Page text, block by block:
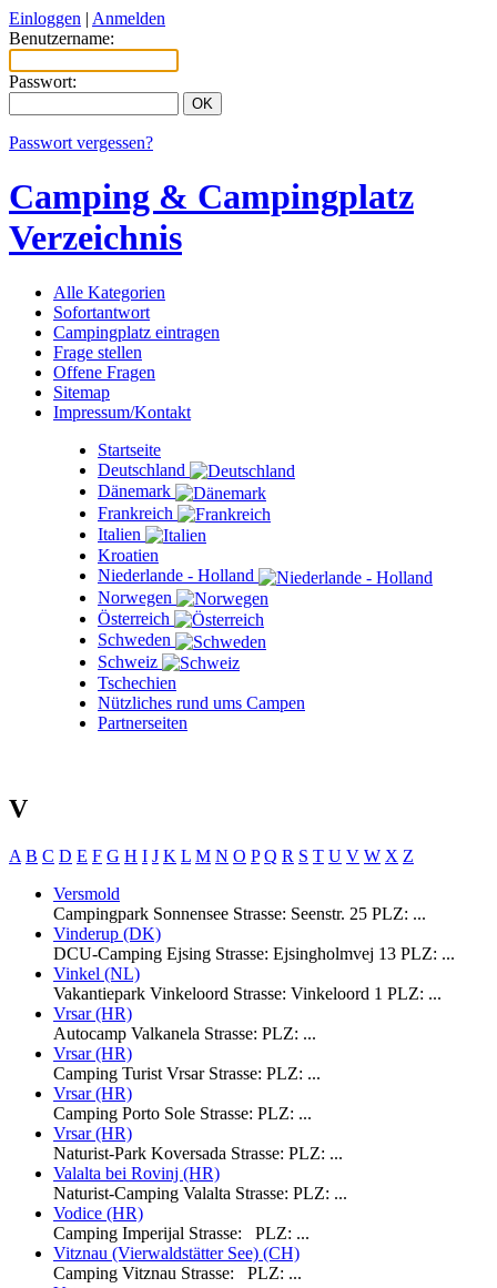
Einloggen | Anmelden
Benutzername:
Passwort:
Passwort vergessen?
Camping & Campingplatz
Verzeichnis
Alle Kategorien
Sofortantwort
Campingplatz eintragen
Frage stellen
Offene Fragen
Sitemap
Impressum/Kontakt
Startseite
Deutschland
Dänemark
Frankreich
Italien
Kroatien
Niederlande - Holland
Norwegen
Österreich
Schweden
Schweiz
Tschechien
Nützliches rund ums Campen
Partnerseiten
V
A B C D E F G H I J K L M N O P Q R S T U V W X Z
Versmold
Campingpark Sonnensee Strasse: Seenstr. 25 PLZ: ...
Vinderup (DK)
DCU-Camping Ejsing Strasse: Ejsingholmvej 13 PLZ: ...
Vinkel (NL)
Vakantiepark Vinkeloord Strasse: Vinkeloord 1 PLZ: ...
Vrsar (HR)
Autocamp Valkanela Strasse: PLZ: ...
Vrsar (HR)
Camping Turist Vrsar Strasse: PLZ: ...
Vrsar (HR)
Camping Porto Sole Strasse: PLZ: ...
Vrsar (HR)
Naturist-Park Koversada Strasse: PLZ: ...
Valalta bei Rovinj (HR)
Naturist-Camping Valalta Strasse: PLZ: ...
Vodice (HR)
Camping Imperijal Strasse: PLZ: ...
Vitznau (Vierwaldstätter See) (CH)
Camping Vitznau Strasse: PLZ: ...